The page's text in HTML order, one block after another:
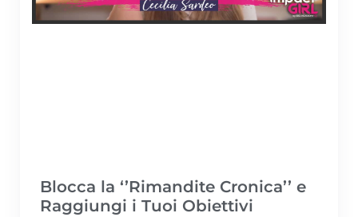
Blocca la ‘’Rimandite Cronica’’ e
Raggiungi i Tuoi Obiettivi